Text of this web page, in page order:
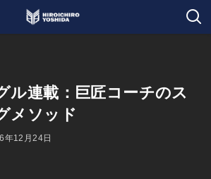
ル連載：巨匠コーチのス
メソッド
年12月24日